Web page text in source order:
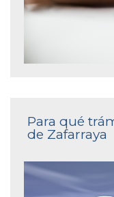
Para qué
de Zafarraya